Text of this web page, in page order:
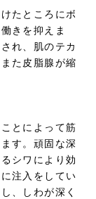
たところにボ
きを抑えま
れ、肌のテカ
た皮脂腺が縮
とによって筋
す。頑固な深
シワにより効
注入をしてい
、しわが深く